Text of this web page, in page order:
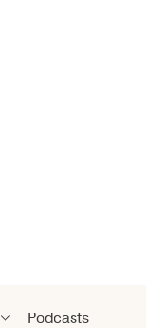
Podcasts